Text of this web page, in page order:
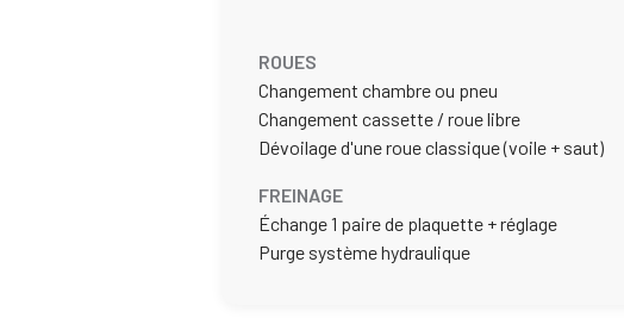
ROUES
Changement chambre ou pneu
Changement cassette / roue libre
Dévoilage d'une roue classique (voile + saut)
FREINAGE
Échange 1 paire de plaquette + réglage
Purge système hydraulique